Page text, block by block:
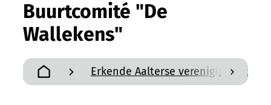
Buurtcomité "De
Wallekens"
scroll
Startpagina
Erkende Aalterse verenigingen en